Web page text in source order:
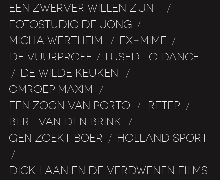
EEN ZWERVER WILLEN ZIJN /
FOTOSTUDIO DE JONG /
MICHA WERTHEIM / EX-MIME /
DE VUURPROEF / I USED TO DANCE
/ DE WILDE KEUKEN /
OMROEP MAXIM /
EEN ZOON VAN PORTO / .RETEP /
BERT VAN DEN BRINK /
GEN ZOEKT BOER / HOLLAND SPORT
/
DICK LAAN EN DE VERDWENEN